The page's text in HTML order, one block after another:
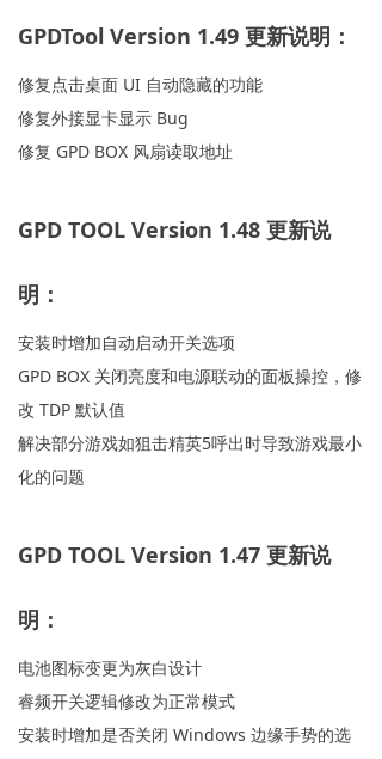
GPDTool Version 1.49 更新说明：
修复点击桌面 UI 自动隐藏的功能
修复外接显卡显示 Bug
修复 GPD BOX 风扇读取地址
GPD TOOL Version 1.48 更新说
明：
安装时增加自动启动开关选项
GPD BOX 关闭亮度和电源联动的面板操控，修
改 TDP 默认值
解决部分游戏如狙击精英5呼出时导致游戏最小
化的问题
GPD TOOL Version 1.47 更新说
明：
电池图标变更为灰白设计
睿频开关逻辑修改为正常模式
安装时增加是否关闭 Windows 边缘手势的选